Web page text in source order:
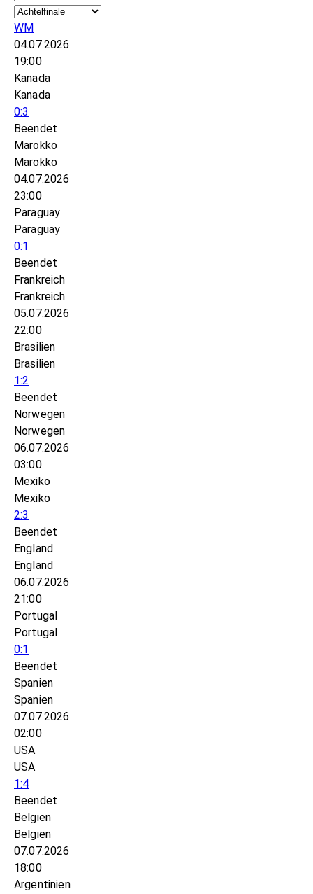
WM
04.07.2026
19:00
Kanada
Kanada
0:3
Beendet
Marokko
Marokko
04.07.2026
23:00
Paraguay
Paraguay
0:1
Beendet
Frankreich
Frankreich
05.07.2026
22:00
Brasilien
Brasilien
1:2
Beendet
Norwegen
Norwegen
06.07.2026
03:00
Mexiko
Mexiko
2:3
Beendet
England
England
06.07.2026
21:00
Portugal
Portugal
0:1
Beendet
Spanien
Spanien
07.07.2026
02:00
USA
USA
1:4
Beendet
Belgien
Belgien
07.07.2026
18:00
Argentinien